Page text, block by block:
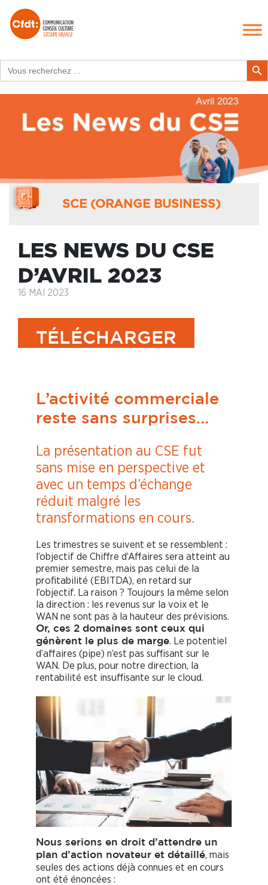
for:
Search
SCE (ORANGE BUSINESS)
LES NEWS DU CSE
D’AVRIL 2023
16 MAI 2023
TÉLÉCHARGER
L’activité commerciale
reste sans surprises…
La présentation au CSE fut
sans mise en perspective et
avec un temps d’échange
réduit malgré les
transformations en cours.
Les trimestres se suivent et se ressemblent :
l’objectif de Chiffre d’Affaires sera atteint au
premier semestre, mais pas celui de la
profitabilité (EBITDA), en retard sur
l’objectif. La raison ? Toujours la même selon
la direction : les revenus sur la voix et le
WAN ne sont pas à la hauteur des prévisions.
Or, ces 2 domaines sont ceux qui
génèrent le plus de marge. Le potentiel
d’affaires (pipe) n’est pas suffisant sur le
WAN. De plus, pour notre direction, la
rentabilité est insuffisante sur le cloud.
Nous serions en droit d’attendre un
plan d’action novateur et détaillé, mais
seules des actions déjà connues et en cours
ont été énoncées :